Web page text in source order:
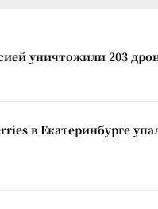
уничтожили 203
в Екатеринбурге